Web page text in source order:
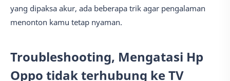
yang dipaksa akur, ada beberapa trik agar pengalaman
menonton kamu tetap nyaman.
Troubleshooting, Mengatasi Hp
Oppo tidak terhubung ke TV